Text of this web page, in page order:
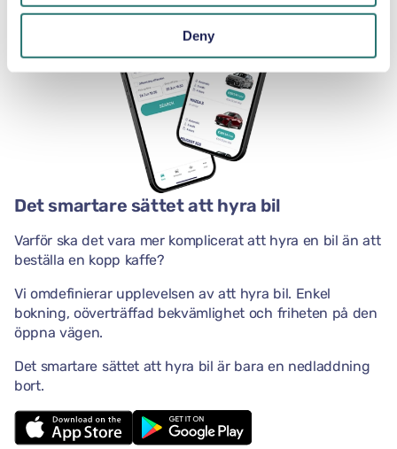
Deny
Det smartare sättet att hyra bil
Varför ska det vara mer komplicerat att hyra en bil än att
beställa en kopp kaffe?
Vi omdefinierar upplevelsen av att hyra bil. Enkel
bokning, oöverträffad bekvämlighet och friheten på den
öppna vägen.
Det smartare sättet att hyra bil är bara en nedladdning
bort.